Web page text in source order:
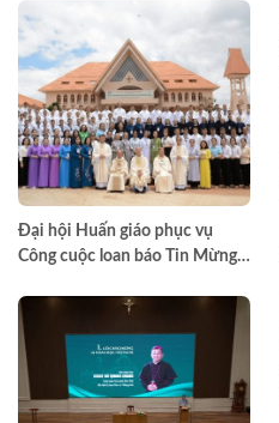
Đại hội Huấn giáo phục vụ
Công cuộc loan báo Tin Mừng
trong hiệp thông, mở ra một
hướng đi mới cho công cuộc
huấn giáo Việt Nam